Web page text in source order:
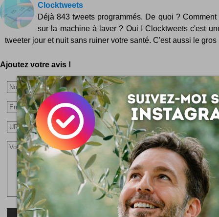
Clocktweets
Déjà 843 tweets programmés. De quoi ?
sur la machine à laver ? Oui ! Clocktweets c'est
tweeter jour et nuit sans ruiner votre santé. C'est aussi le gros
Ajoutez votre avis !